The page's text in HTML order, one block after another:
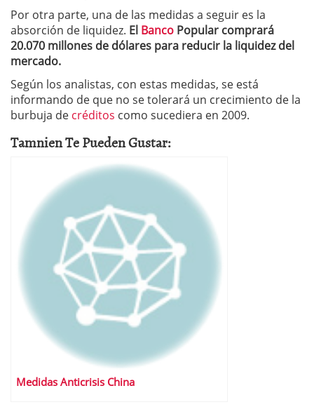
Por otra parte, una de las medidas a seguir es la
absorción de liquidez. El Banco Popular comprará
20.070 millones de dólares para reducir la liquidez del
mercado.
Según los analistas, con estas medidas, se está
informando de que no se tolerará un crecimiento de la
burbuja de créditos como sucediera en 2009.
Tamnien Te Pueden Gustar:
Medidas Anticrisis China